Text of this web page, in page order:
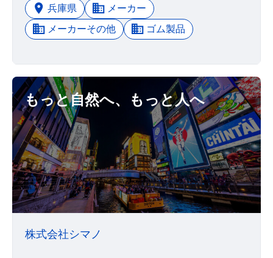
兵庫県
メーカー
メーカーその他
ゴム製品
もっと自然へ、もっと人へ
株式会社シマノ